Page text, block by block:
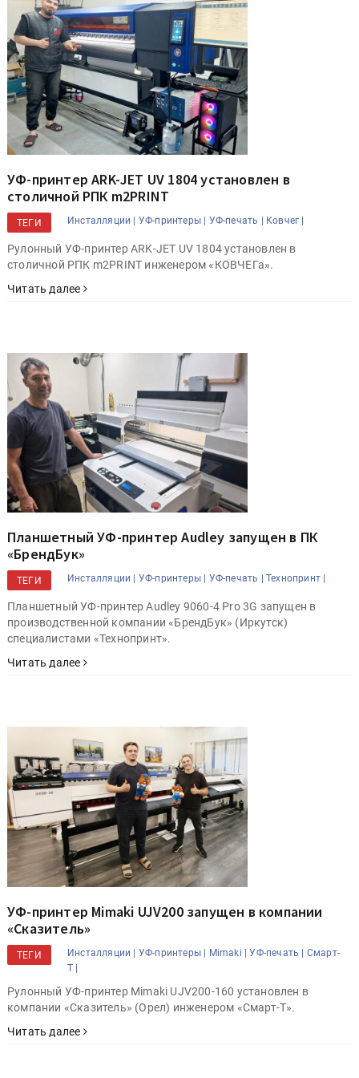
УФ-принтер ARK-JET UV 1804 установлен в
столичной РПК m2PRINT
ТЕГИ Инсталляции | УФ-принтеры | УФ-печать | Ковчег |
Рулонный УФ-принтер ARK-JET UV 1804 установлен в
столичной РПК m2PRINT инженером «КОВЧЕГа».
Читать далее
Планшетный УФ-принтер Audley запущен в ПК
«БрендБук»
ТЕГИ Инсталляции | УФ-принтеры | УФ-печать | Технопринт |
Планшетный УФ-принтер Audley 9060-4 Pro 3G запущен в
производственной компании «БрендБук» (Иркутск)
специалистами «Технопринт».
Читать далее
УФ-принтер Mimaki UJV200 запущен в компании
«Сказитель»
ТЕГИ Инсталляции | УФ-принтеры | Mimaki | УФ-печать |
Смарт-
Т |
Рулонный УФ-принтер Mimaki UJV200-160 установлен в
компании «Сказитель» (Орел) инженером «Смарт-Т».
Читать далее